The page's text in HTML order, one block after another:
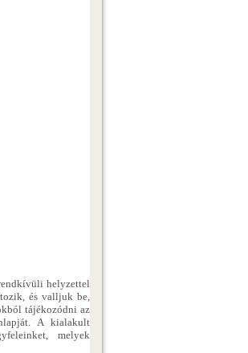
helyzettel
és valljuk be,
tájékozódni az
A kialakult
melyek